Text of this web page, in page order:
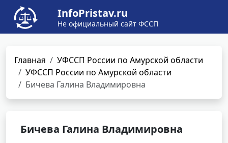
InfoPristav.ru
Не официальный сайт ФССП
Главная
УФССП России по Амурской области
УФССП России по Амурской области
Бичева Галина Владимировна
Бичева Галина Владимировна